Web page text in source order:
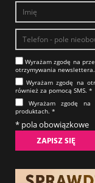
Wyrażam zgodę na
otrzy­my­wa­nia new­slet­tera.​​​​​​​
Wyrażam zgodę na
również za pomocą SMS.​​​​​​​ *
Wyrażam zgodę na
produktach.​​​​​​​ *
* pola obowiązkowe